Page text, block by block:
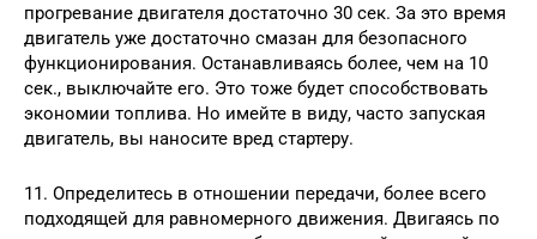
прогревание двигателя достаточно 30 сек. За это время
двигатель уже достаточно смазан для безопасного
функционирования. Останавливаясь более, чем на 10
сек., выключайте его. Это тоже будет способствовать
экономии топлива. Но имейте в виду, часто запуская
двигатель, вы наносите вред стартеру.
11. Определитесь в отношении передачи, более всего
подходящей для равномерного движения. Двигаясь по